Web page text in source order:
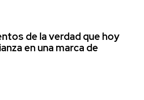
de la verdad que hoy
en una marca de